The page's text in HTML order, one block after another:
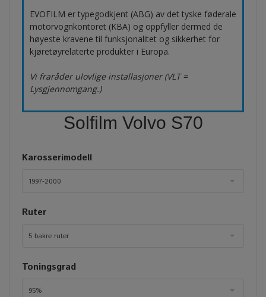
EVOFILM er typegodkjent (ABG) av det tyske føderale
motorvognkontoret (KBA) og oppfyller dermed de
høyeste kravene til funksjonalitet og sikkerhet for
kjøretøyrelaterte produkter i Europa.
Vi fraråder ulovlige installasjoner (VLT =
Lysgjennomgang.)
Solfilm Volvo S70
Karosserimodell
1997-2000
Ruter
5 bakre ruter
Toningsgrad
95%